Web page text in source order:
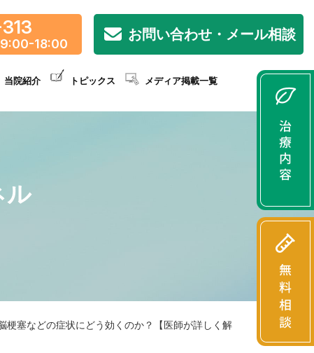
9:00-18:00
お問い合わせ・メール相談
当院紹介 トピックス メディア掲載一覧
ル
梗塞などの症状にどう効くのか？【医師が詳しく解